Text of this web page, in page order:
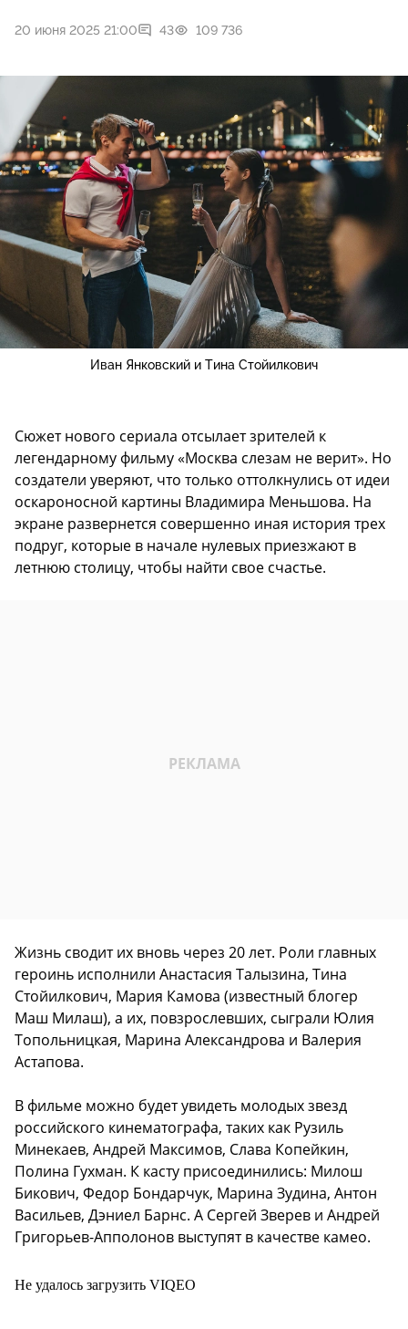
20 июня 2025 21:00 43 109 736
Иван Янковский и Тина Стойилкович
Сюжет нового сериала отсылает зрителей к
легендарному фильму «Москва слезам не верит». Но
создатели уверяют, что только оттолкнулись от идеи
оскароносной картины Владимира Меньшова. На
экране развернется совершенно иная история трех
подруг, которые в начале нулевых приезжают в
летнюю столицу, чтобы найти свое счастье.
Жизнь сводит их вновь через 20 лет. Роли главных
героинь исполнили Анастасия Талызина, Тина
Стойилкович, Мария Камова (известный блогер
Маш Милаш), а их, повзрослевших, сыграли Юлия
Топольницкая, Марина Александрова и Валерия
Астапова.
В фильме можно будет увидеть молодых звезд
российского кинематографа, таких как Рузиль
Минекаев, Андрей Максимов, Слава Копейкин,
Полина Гухман. К касту присоединились: Милош
Бикович, Федор Бондарчук, Марина Зудина, Антон
Васильев, Дэниел Барнс. А Сергей Зверев и Андрей
Григорьев-Апполонов выступят в качестве камео.
Не удалось загрузить VIQEO